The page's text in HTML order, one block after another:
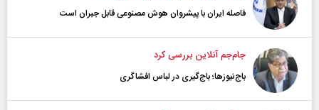
فاصله ایران با پیشرو‌ان هوش مصنوعی قابل جبران است
جام‌جم آنلاین بررسی کرد
باج‌نیوزها؛ باج‌گیری در لباس افشاگری